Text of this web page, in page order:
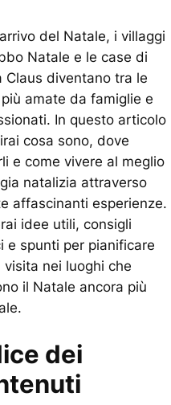
del Natale, i villaggi
Natale e le case di
Claus diventano tra le
amate da famiglie e
In questo articolo
cosa sono, dove
e come vivere al meglio
natalizia attraverso
affascinanti esperienze.
idee utili, consigli
e spunti per pianificare
visita nei luoghi che
il Natale ancora più
dei